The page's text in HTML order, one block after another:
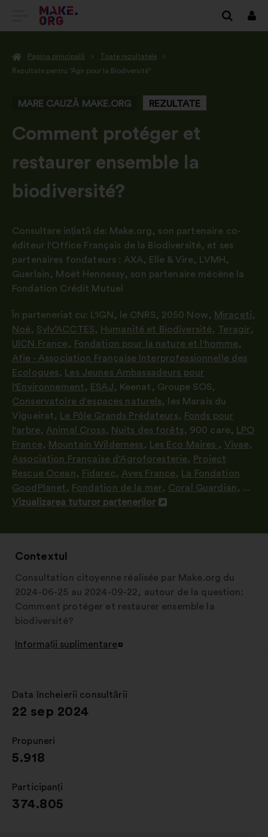
DIRECȚIONARE
PRIMA
A
SITE-
ULUI
Pagina principală
Toate rezultatele
Rezultate pentru "Agir pour la Biodiversité"
MARE CAUZĂ MAKE.ORG REZULTATE
-
Comment protéger et
restaurer ensemble la
biodiversité?
Consultare ințiată de: Make.org, son partenaire co-
éditeur l'Office Français de la Biodiversité, et ses
partenaires fondateurs : AXA, Elle & Vire,
LVMH,
Guerlain, Moët Hennessy, son partenaire mécène la
Fondation Crédit Mutuel
În parteneriat cu: L'IGN , le CNRS, 2050 Now, Miraceti,
Noé, Sylv’ACCTES, Humanité et Biodiversité, Teragir,
UICN France , Fondation pour la nature et l'homme,
Afie - Association Française Interprofessionnelle des
Ecologues,
Les Jeunes Ambassadeurs pour
l'Environnement, ESAJ, Keenat , Groupe SOS,
Conservatoire d'espaces naturels,
les Marais du
Vigueirat, Le Pôle Grands Prédateurs, Fonds pour
l'arbre, Animal Cross, Nuits des forêts, 900 care,
LPO
France, Mountain Wilderness , Les Eco Maires , Vivae,
Association Française d'Agroforesterie, Project
Rescue Ocean , Fidarec, Aves France,
La Fondation
GoodPlanet, Fondation de la mer, Coral Guardian , ...
Vizualizarea tuturor partenerilor
Deschidere
filă
Contextul
Consultation citoyenne réalisée par Make.org du
2024-06-25 au 2024-09-22, autour de la question:
Comment protéger et restaurer ensemble la
biodiversité?
Informații suplimentare
Deschidere
filă
nouă
Data încheierii consultării
:
22 sep 2024
Propuneri
:
5.918
Participanți
:
374.805